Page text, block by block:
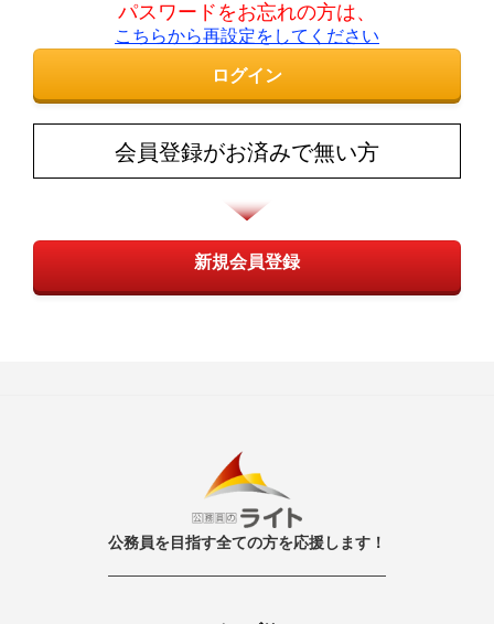
パスワードをお忘れの方は、
こちらから再設定をしてください
ログイン
会員登録がお済みで無い方
新規会員登録
公務員を目指す全ての方を応援します！